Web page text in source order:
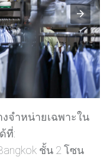
งจำหน่ายเฉพาะใน
ที่:
ชั้น 2 โซน